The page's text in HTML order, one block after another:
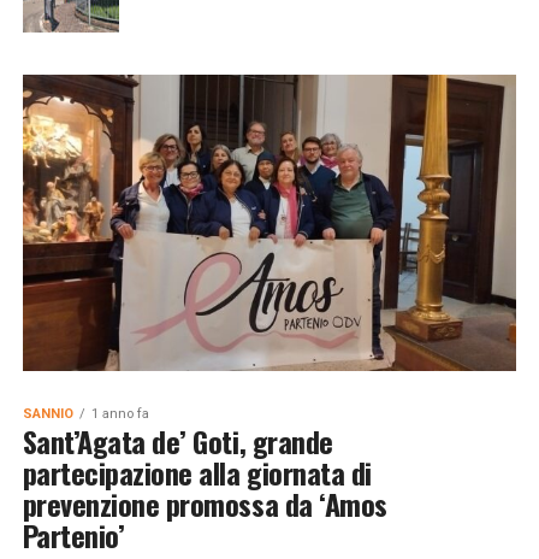
SANNIO 1 anno fa
Sant’Agata de’ Goti, grande
partecipazione alla giornata di
prevenzione promossa da ‘Amos
Partenio’